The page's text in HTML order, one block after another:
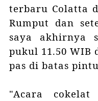
terbaru Colatta
Rumput dan
saya akhirnya
pukul 11.50
pas di batas
"Acara